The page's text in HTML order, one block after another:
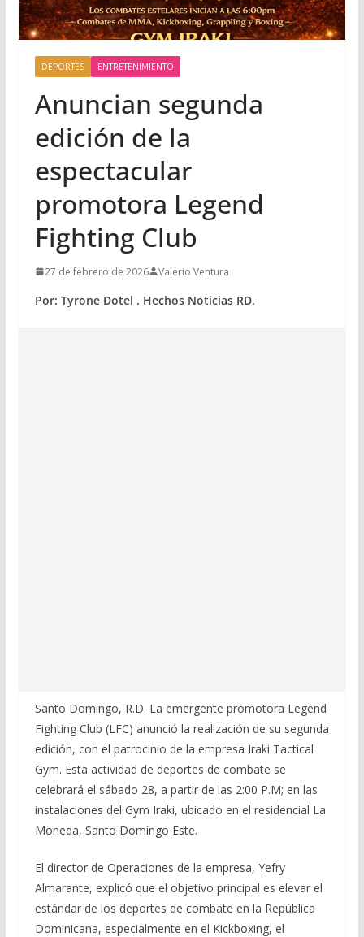
DEPORTES ENTRETENIMIENTO
Anuncian segunda
edición de la
espectacular
promotora Legend
Fighting Club
27 de febrero de 2026 Valerio Ventura
Por: Tyrone Dotel . Hechos Noticias RD.
Santo Domingo, R.D. La emergente promotora Legend
Fighting Club (LFC) anunció la realización de su segunda
edición, con el patrocinio de la empresa Iraki Tactical
Gym. Esta actividad de deportes de combate se
celebrará el sábado 28, a partir de las 2:00 P.M; en las
instalaciones del Gym Iraki, ubicado en el residencial La
Moneda, Santo Domingo Este.
El director de Operaciones de la empresa, Yefry
Almarante, explicó que el objetivo principal es elevar el
estándar de los deportes de combate en la República
Dominicana, especialmente en el Kickboxing, el